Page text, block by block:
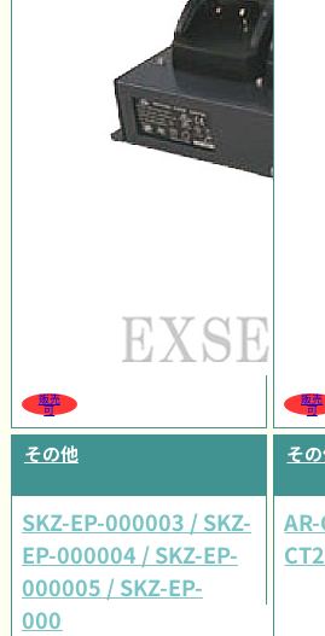
販売
可
販売
可
その他
SKZ-EP-000003 / SKZ-
EP-000004 / SKZ-EP-
000005 / SKZ-EP-
000006
そ